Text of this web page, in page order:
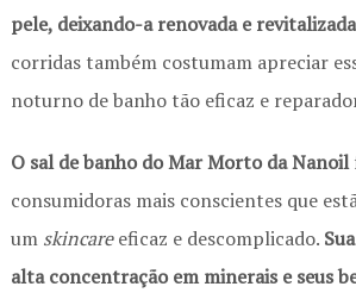
pele, deixando-a renovada e
corridas também costumam apreciar
noturno de banho tão eficaz e
O sal de banho do Mar Morto da Nanoil
consumidoras mais conscientes que
um skincareeficaz e descomplicado. Sua
alta concentração em minerais e seus